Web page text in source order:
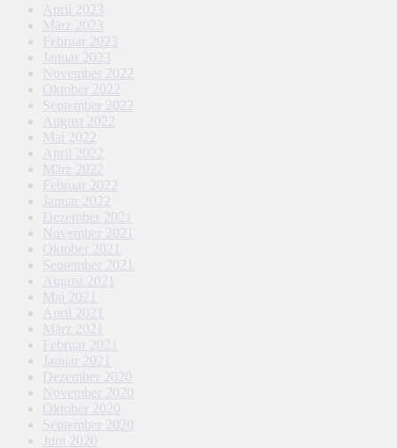
April 2023
März 2023
Februar 2023
Januar 2023
November 2022
Oktober 2022
September 2022
August 2022
Mai 2022
April 2022
März 2022
Februar 2022
Januar 2022
Dezember 2021
November 2021
Oktober 2021
September 2021
August 2021
Mai 2021
April 2021
März 2021
Februar 2021
Januar 2021
Dezember 2020
November 2020
Oktober 2020
September 2020
Juni 2020